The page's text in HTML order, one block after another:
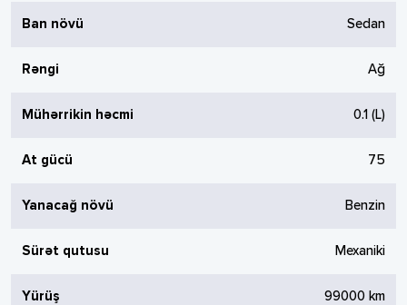
Ban növü Sedan
Rəngi Ağ
Mühərrikin həcmi 0.1 (L)
At gücü 75
Yanacağ növü Benzin
Sürət qutusu Mexaniki
Yürüş 99000 km